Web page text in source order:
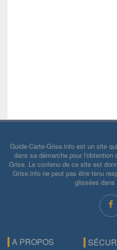
Guide-Carte-Grise.info est un site
dans sa démarche pour l'obtention
Grise. Le contenu de ce site est
Grise.info ne peut pas être tenu
glissées
A PROPOS